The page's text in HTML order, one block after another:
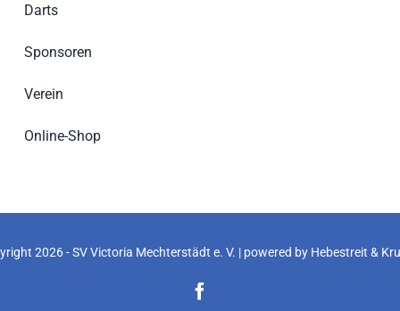
Darts
Sponsoren
Verein
Online-Shop
2026 - SV Victoria Mechterstädt e. V. | powered by Hebestreit &